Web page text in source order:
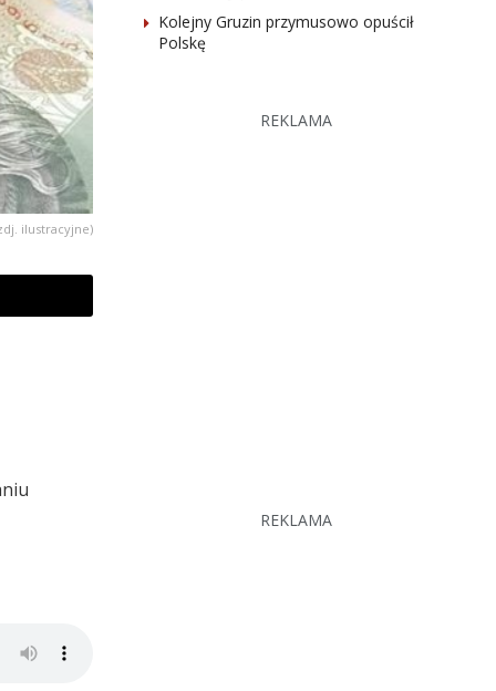
ilustracyjne)
Kolejny Gruzin przymusowo opuścił
Polskę
REKLAMA
REKLAMA